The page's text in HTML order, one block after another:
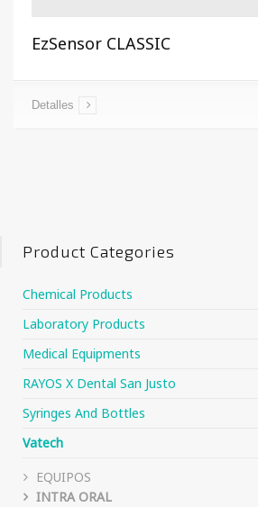
EzSensor CLASSIC
Detalles
Product Categories
Chemical Products
Laboratory Products
Medical Equipments
RAYOS X Dental San Justo
Syringes And Bottles
Vatech
EQUIPOS
INTRA ORAL